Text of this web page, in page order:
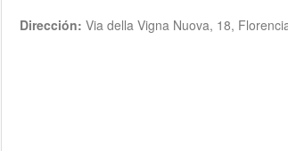
Dirección: Via della Vigna Nuova, 18,